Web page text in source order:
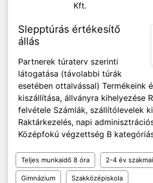
Kft.
Slepptúrás értékesítő
állás
Partnerek túraterv szerinti
látogatása (távolabbi túrák
esetében ottalvással) Termékeink
kiszállítása, állványra kihelyezése
felvétele Számlák, szállítólevelek
Raktárkezelés, napi
Középfokú végzettség B
Teljes munkaidő 8 óra 2-4 év
Gimnázium Szakközépiskola